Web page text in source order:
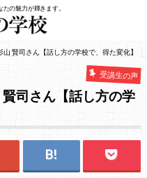
の魅力が輝きます。
賢司さん【話し方の学校で、得た変化】
受講生の声
司さん【話し方の学